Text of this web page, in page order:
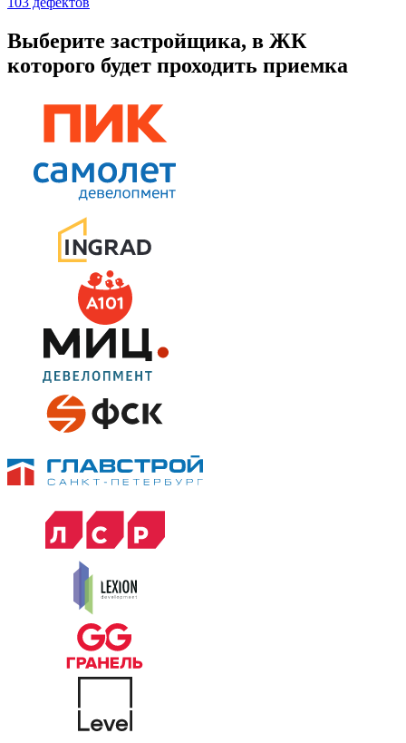
Выберите застройщика, в ЖК
которого будет проходить приемка